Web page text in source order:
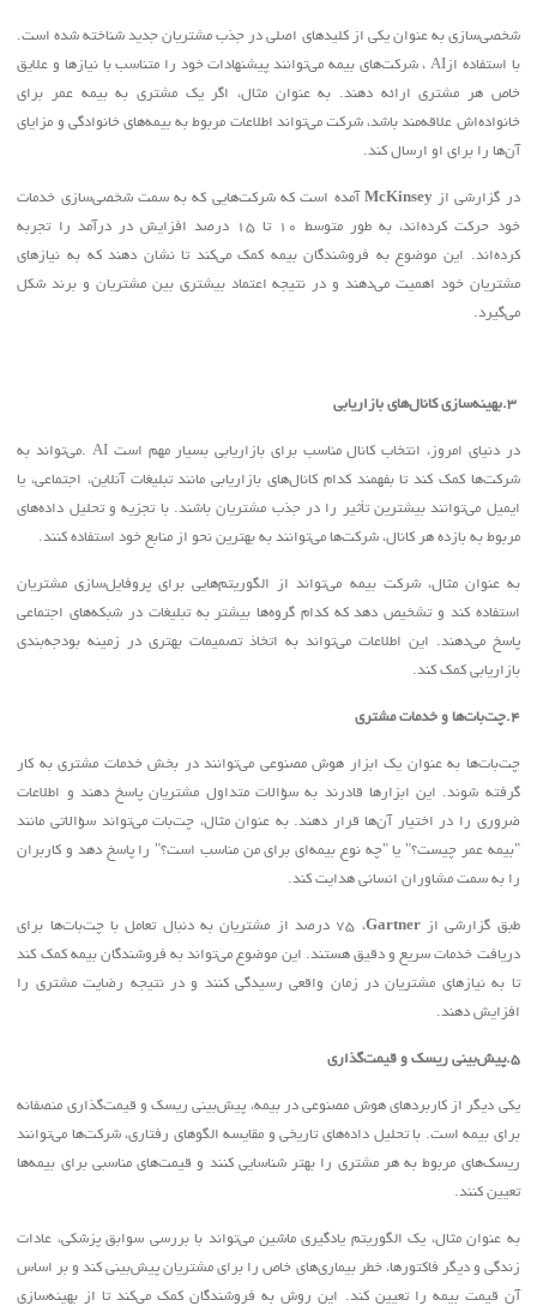
شخصی‌سازی به عنوان یکی از کلیدهای اصلی در جذب مشتریان جدید شناخته شده است.
با استفاده از AI ، شرکت‌های بیمه می‌توانند پیشنهادات خود را متناسب با نیازها و علایق
خاص هر مشتری ارائه دهند. به عنوان مثال، اگر یک مشتری به بیمه عمر برای
خانواده‌اش علاقه‌مند باشد، شرکت می‌تواند اطلاعات مربوط به بیمه‌های خانوادگی و مزایای
آن‌ها را برای او ارسال کند.
در گزارشی ازMcKinsey آمده است که شرکت‌هایی که به سمت شخصی‌سازی خدمات
خود حرکت کرده‌اند، به طور متوسط 10 تا 15 درصد افزایش در درآمد را تجربه
کرده‌اند. این موضوع به فروشندگان بیمه کمک می‌کند تا نشان دهند که به نیازهای
مشتریان خود اهمیت می‌دهند و در نتیجه اعتماد بیشتری بین مشتریان و برند شکل
می‌گیرد.
.3بهینه‌سازی کانال‌های بازاریابی
در دنیای امروز، انتخاب کانال مناسب برای بازاریابی بسیار مهم است . AIمی‌تواند به
شرکت‌ها کمک کند تا بفهمند کدام کانال‌های بازاریابی مانند تبلیغات آنلاین، اجتماعی، یا
ایمیل می‌توانند بیشترین تأثیر را در جذب مشتریان باشند. با تجزیه و تحلیل داده‌های
مربوط به بازده هر کانال، شرکت‌ها می‌توانند به بهترین نحو از منابع خود استفاده کنند.
به عنوان مثال، شرکت بیمه می‌تواند از الگوریتم‌هایی برای پروفایل‌سازی مشتریان
استفاده کند و تشخیص دهد که کدام گروه‌ها بیشتر به تبلیغات در شبکه‌های اجتماعی
پاسخ می‌دهند. این اطلاعات می‌تواند به اتخاذ تصمیمات بهتری در زمینه بودجه‌بندی
بازاریابی کمک کند.
.4چت‌بات‌ها و خدمات مشتری
چت‌بات‌ها به عنوان یک ابزار هوش مصنوعی می‌توانند در بخش خدمات مشتری به کار
گرفته شوند. این ابزارها قادرند به سؤالات متداول مشتریان پاسخ دهند و اطلاعات
ضروری را در اختیار آن‌ها قرار دهند. به عنوان مثال، چت‌بات می‌تواند سؤالاتی مانند
"بیمه عمر چیست؟" یا "چه نوع بیمه‌ای برای من مناسب است؟" را پاسخ دهد و کاربران
را به سمت مشاوران انسانی هدایت کند.
طبق گزارشی ازGartner
، 75 درصد از مشتریان به دنبال تعامل با چت‌بات‌ها برای
دریافت خدمات سریع و دقیق هستند. این موضوع می‌تواند به فروشندگان بیمه کمک کند
تا به نیازهای مشتریان در زمان واقعی رسیدگی کنند و در نتیجه رضایت مشتری را
افزایش دهند.
.5پیش‌بینی ریسک و قیمت‌گذاری
یکی دیگر از کاربردهای هوش مصنوعی در بیمه، پیش‌بینی ریسک و قیمت‌گذاری منصفانه
برای بیمه است. با تحلیل داده‌های تاریخی و مقایسه الگوهای رفتاری، شرکت‌ها می‌توانند
ریسک‌های مربوط به هر مشتری را بهتر شناسایی کنند و قیمت‌های مناسبی برای بیمه‌ها
تعیین کنند.
به عنوان مثال، یک الگوریتم یادگیری ماشین می‌تواند با بررسی سوابق پزشکی، عادات
زندگی و دیگر فاکتورها، خطر بیماری‌های خاص را برای مشتریان پیش‌بینی کند و بر اساس
آن قیمت بیمه را تعیین کند. این روش به فروشندگان کمک می‌کند تا از بهینه‌سازی